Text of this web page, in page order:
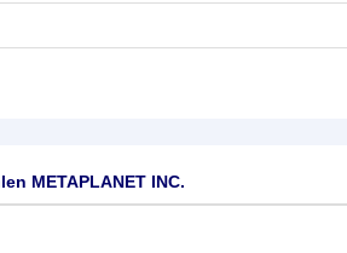
METAPLANET INC.